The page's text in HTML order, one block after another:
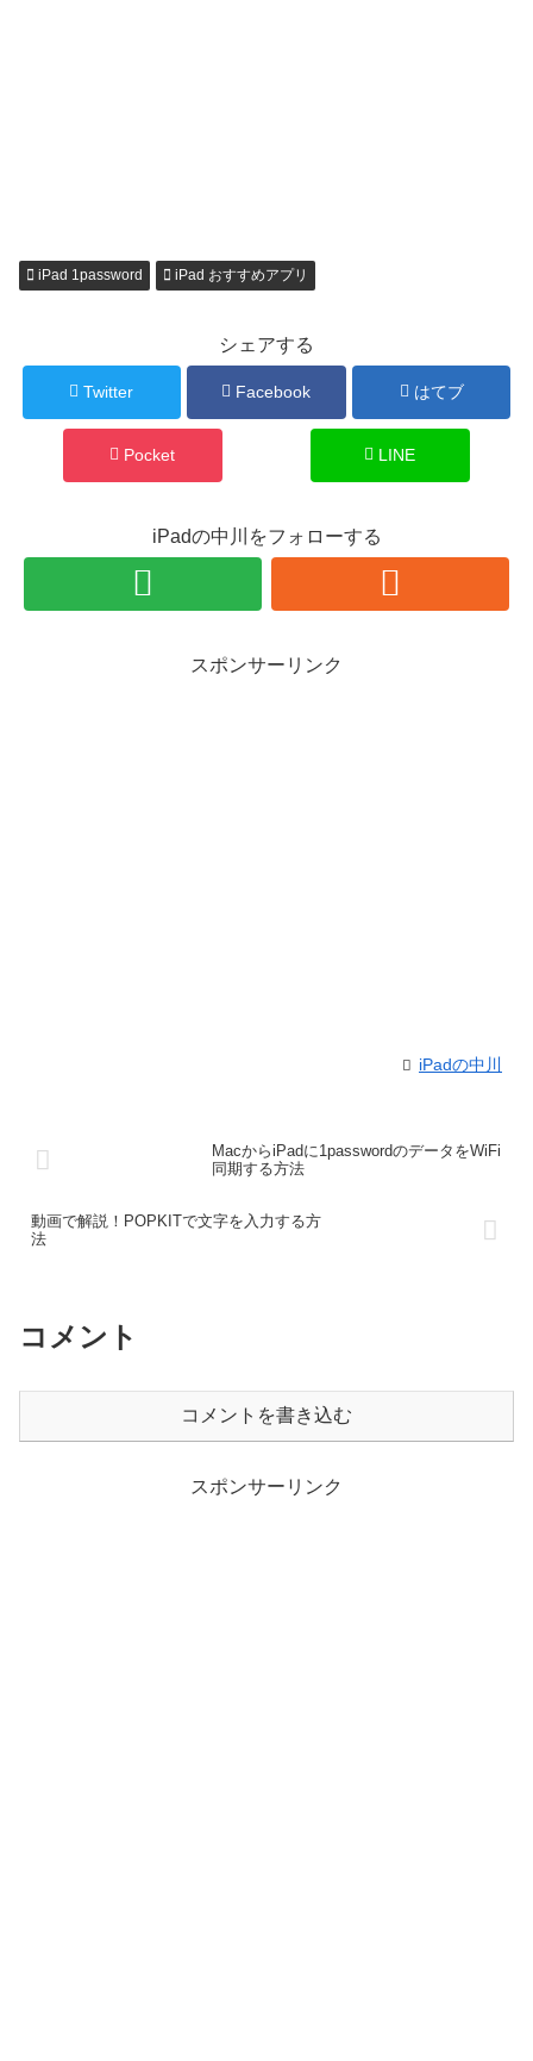
iPad 1password iPad おすすめアプリ
シェアする
Twitter Facebook はてブ
Pocket LINE
iPadの中川をフォローする
スポンサーリンク
iPadの中川
MacからiPadに1passwordのデータをWiFi
同期する方法
動画で解説！POPKITで文字を入力する方
法
コメント
コメントを書き込む
スポンサーリンク